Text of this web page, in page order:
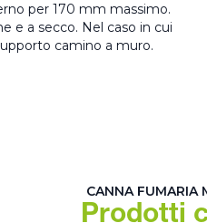
per 170 mm massimo.
e a secco. Nel caso in cui
camino a muro.
CANNA FUMARIA
Prodotti